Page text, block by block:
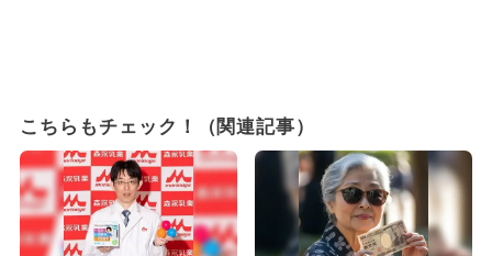
こちらもチェック！（関連記事）